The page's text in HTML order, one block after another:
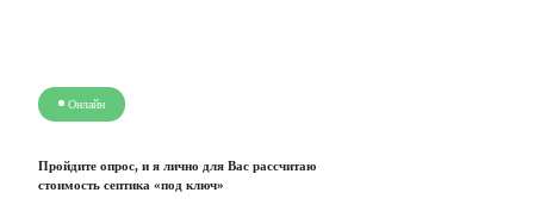
Онлайн
Пройдите опрос, и я лично для Вас рассчитаю
стоимость септика «под ключ»